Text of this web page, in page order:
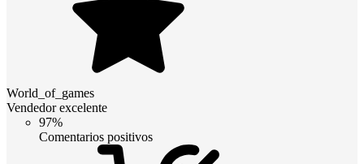
World_of_games
Vendedor excelente
97%
Comentarios positivos